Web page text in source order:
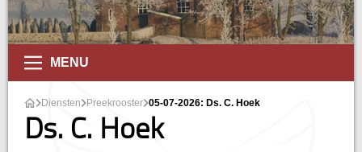
MENU
Diensten Preekrooster 05-07-2026: Ds. C. Hoek
Ds. C. Hoek